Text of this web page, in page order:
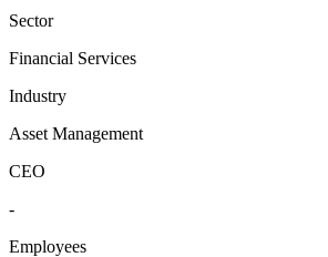
Sector
Financial Services
Industry
Asset Management
CEO
-
Employees